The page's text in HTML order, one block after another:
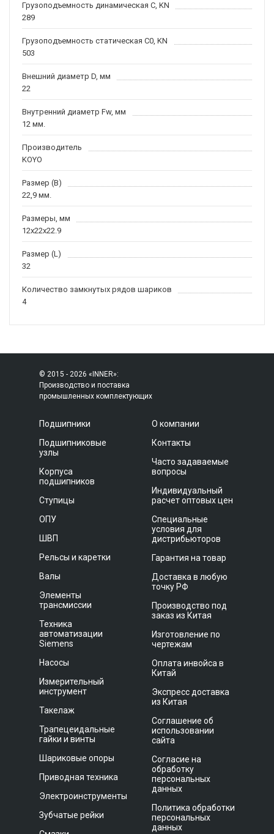
Грузоподъемность динамическая C, KN
289
Грузоподъемность статическая C0, KN
503
Внешний диаметр D, мм
22
Внутренний диаметр Fw, мм
12 мм.
Производитель
KOYO
Размер (B)
22,9 мм.
Размеры, мм
12x22x22.9
Размер (L)
32
Количество замкнутых рядов шариков
4
© 2015 - 2026 «INNER»:
Производство и поставка
промышленных комплектующих
Подшипники
Подшипниковые
узлы
Корпуса
подшипников
Ступицы
ОПУ
ШВП
Рельсы и каретки
Валы
Элементы
трансмиссии
Техника
автоматизации
Siemens
Насосы
Измерительный
инструмент
Такелаж
Трапецеидальные
гайки и винты
Шариковые опоры
Приводная техника
Электроинструменты
Зубчатые рейки
О компании
Контакты
Часто задаваемые
вопросы
Индивидуальный
расчет оптовых цен
Специальные
условия для
дистрибьюторов
Гарантия на товар
Доставка в любую
точку РФ
Производство под
заказ из Китая
Изготовление по
чертежам
Оплата инвойса в
Китай
Экспресс доставка
из Китая
Соглашение об
использовании
сайта
Согласие на
обработку
персональных
данных
Политика обработки
персональных
данных